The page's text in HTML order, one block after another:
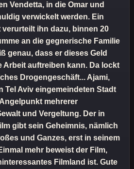
Vendetta, in die Omar und
verwickelt werden. Ein
ihn dazu, binnen 20
an die gegnerische Familie
genau, dass er dieses Geld
Arbeit auftreiben kann. Da lockt
Drogengeschäft... Ajami,
Tel Aviv eingemeindeten Stadt
mehrerer
und Vergeltung. Der in
gibt sein Geheimnis, nämlich
und Ganzes, erst in seinem
mehr beweist der Film,
Filmland ist. Gute